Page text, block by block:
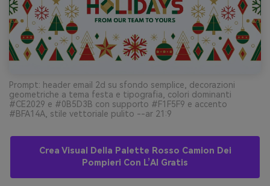
Prompt: header email 2d su sfondo semplice, decorazioni
geometriche a tema festa e tipografia, colori dominanti
#CE2029 e #0B5D3B con supporto #F1F5F9 e accento
#BFA14A, stile vettoriale pulito --ar 21:9
Crea Visual Della Palette Rosso Camion Dei
Pompieri Con L’AI Gratis